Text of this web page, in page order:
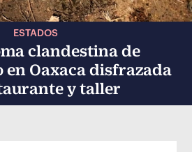
ESTADOS
clandestina de
Oaxaca disfrazada
y taller
mediante Email
actual mediante Facebook
artículo actual mediante Twitter
el artículo actual mediante